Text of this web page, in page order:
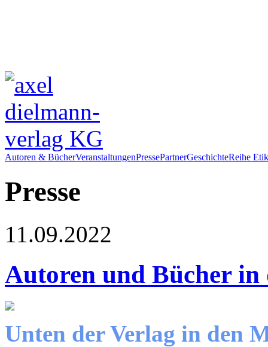
Autoren & BücherVeranstaltungenPressePartnerGeschichteReihe
Presse
11.09.2022
Autoren und Bücher in
Unten der Verlag in den